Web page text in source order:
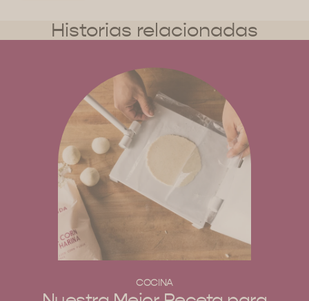
Historias relacionadas
COCINA